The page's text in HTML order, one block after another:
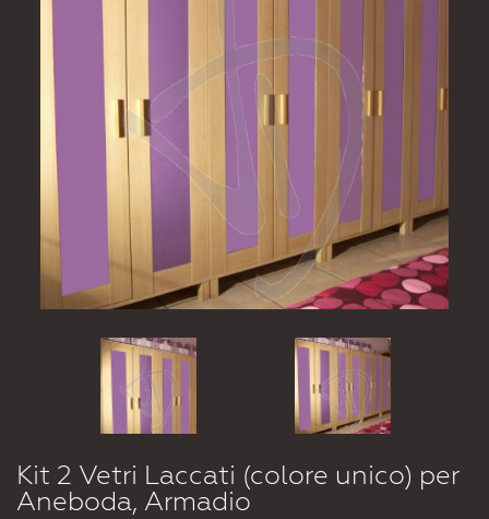
Kit 2 Vetri Laccati (colore unico) per
Aneboda, Armadio